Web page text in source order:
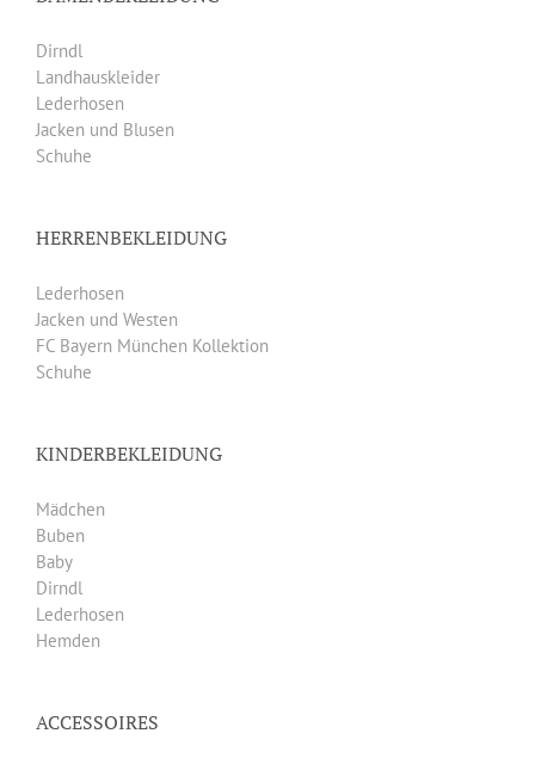
Dirndl
Landhauskleider
Lederhosen
Jacken und Blusen
Schuhe
HERRENBEKLEIDUNG
Lederhosen
Jacken und Westen
FC Bayern München Kollektion
Schuhe
KINDERBEKLEIDUNG
Mädchen
Buben
Baby
Dirndl
Lederhosen
Hemden
ACCESSOIRES